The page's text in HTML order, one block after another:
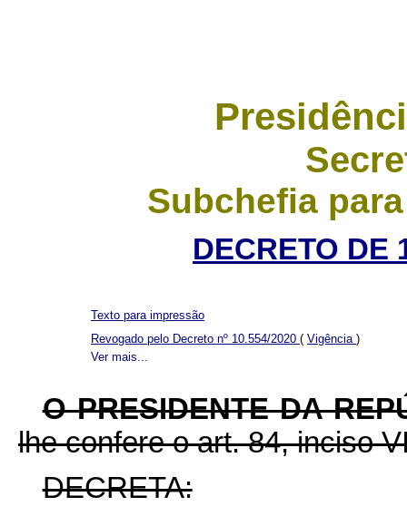
Subchefia
DECRETO DE
Ver mais...
Texto para impressão
Revogado pelo Decreto nº 10.554/2020 ( Vigência )
O PRESIDENTE DA
lhe confere o art. 84, inciso
DECRETA: